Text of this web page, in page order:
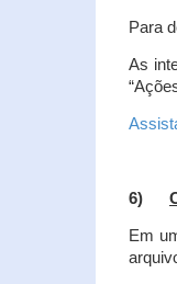
Para
As
6)
Em